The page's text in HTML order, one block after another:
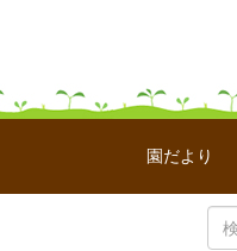
園だより